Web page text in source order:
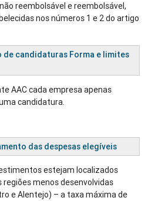
reembolsável e reembolsável,
nos números 1 e 2 do artigo
de candidaturas Forma e limites
AAC cada empresa apenas
candidatura.
das despesas elegíveis
estejam localizados
menos desenvolvidas
e Alentejo) – a taxa máxima de